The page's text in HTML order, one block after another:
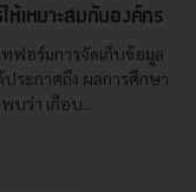
ห้เหมาะสมกับองค์กร
ทฟอร์มการจัดเก็บข้อมูล
ระกาศถึง ผลการศึกษา
ว่า เกือบ...